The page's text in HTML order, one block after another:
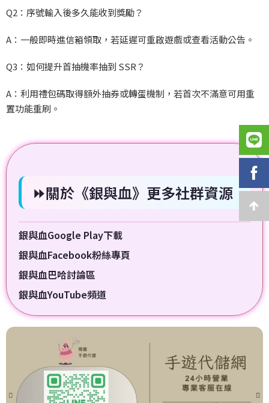
Q2：序號輸入後多久能收到獎勵？
A：一般即時進信箱領取，若延遲可重啟遊戲或查看活動公告。
Q3：如何提升首抽機率抽到 SSR？
A：利用禮包碼取得額外抽券或轉蛋機制，若首次不滿意可用重
置功能重刷。
⏩關於《銀與血》更多社群資源
銀與血Google Play下載
銀與血Facebook粉絲專頁
銀與血巴哈討論區
銀與血YouTube頻道